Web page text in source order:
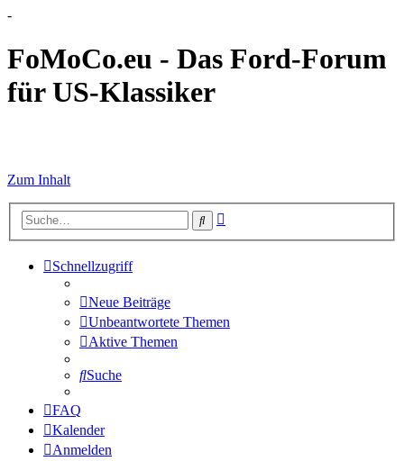
-
FoMoCo.eu - Das Ford-Forum
für US-Klassiker
Zum Inhalt
Suche
Schnellzugriff
Neue Beiträge
Unbeantwortete Themen
Aktive Themen
Suche
FAQ
Kalender
Anmelden